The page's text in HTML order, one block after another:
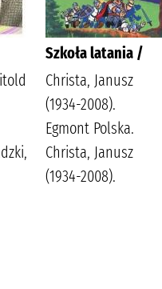
Szkoła latania /
Christa, Janusz
(1934-2008).
Egmont Polska.
Christa, Janusz
(1934-2008).